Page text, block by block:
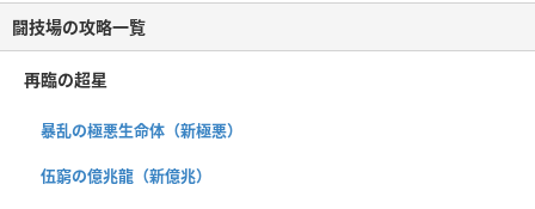
闘技場の攻略一覧
再臨の超星
暴乱の極悪生命体（新極悪）
伍窮の億兆龍（新億兆）